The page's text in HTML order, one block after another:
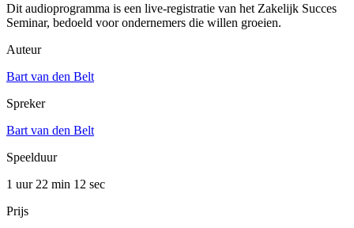
Dit audioprogramma is een live-registratie van het Zakelijk Succes
Seminar, bedoeld voor ondernemers die willen groeien.
Auteur
Bart van den Belt
Spreker
Bart van den Belt
Speelduur
1 uur 22 min 12 sec
Prijs